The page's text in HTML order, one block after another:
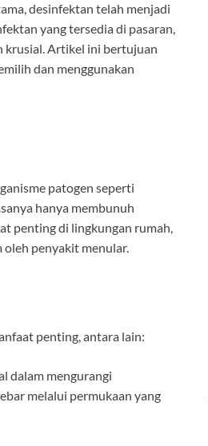
desinfektan telah menjadi
yang tersedia di pasaran,
krusial. Artikel ini bertujuan
dan menggunakan
patogen seperti
hanya membunuh
penting di lingkungan rumah,
penyakit menular.
penting, antara lain:
dalam mengurangi
melalui permukaan yang